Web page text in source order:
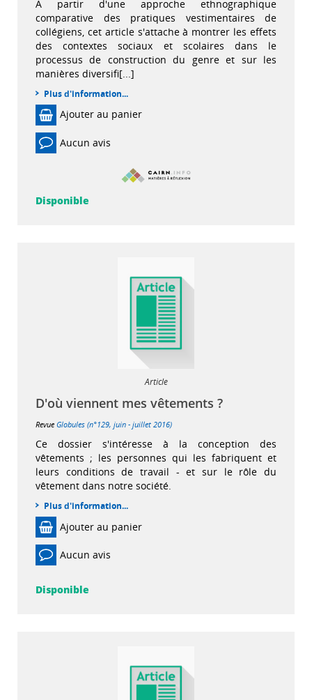
A partir d'une approche ethnographique
comparative des pratiques vestimentaires de
collégiens, cet article s'attache à montrer les effets
des contextes sociaux et scolaires dans le
processus de construction du genre et sur les
manières diversifi[...]
Plus d'information...
Ajouter au panier
Aucun avis
Disponible
Article
D'où viennent mes vêtements ?
Revue Globules (n°129, juin - juillet 2016)
Ce dossier s'intéresse à la conception des
vêtements ; les personnes qui les fabriquent et
leurs conditions de travail - et sur le rôle du
vêtement dans notre société.
Plus d'information...
Ajouter au panier
Aucun avis
Disponible